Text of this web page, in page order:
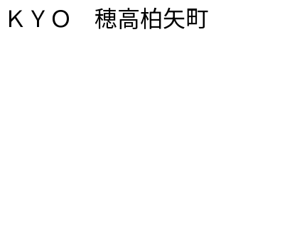
ＹＯ 穂高柏矢町